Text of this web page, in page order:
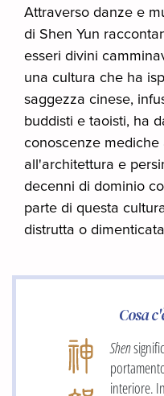
Attraverso danze e
di Shen Yun
esseri divini
una cultura che ha
saggezza cinese,
buddisti e taoisti, ha
conoscenze
all'architettura e
decenni di dominio
parte di questa
distrutta o
Cosa
Shen
interiore.